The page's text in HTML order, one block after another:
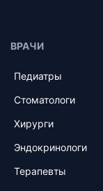
ВРАЧИ
Педиатры
Стоматологи
Хирурги
Эндокринологи
Терапевты